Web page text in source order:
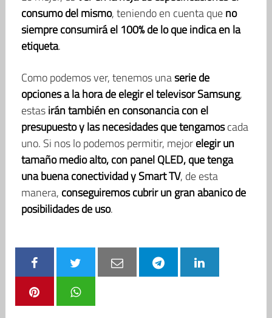
consumo del mismo, teniendo en cuenta queno
siempre consumirá el 100% de lo que indica en la
etiqueta.
Como podemos ver, tenemos unaserie de
opciones a la hora de elegir el televisor Samsung,
estasirán también en consonancia con el
presupuesto y las necesidades que tengamoscada
uno. Si nos lo podemos permitir, mejorelegir un
tamaño medio alto, con panel QLED, que tenga
una buena conectividad y Smart TV, de esta
manera, conseguiremos cubrir un gran abanico de
posibilidades de uso.